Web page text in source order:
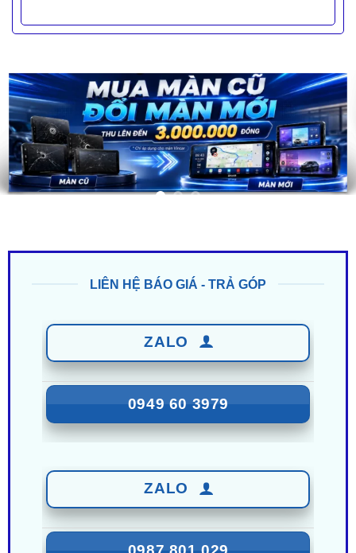
0949 60 3979
0987 801 029